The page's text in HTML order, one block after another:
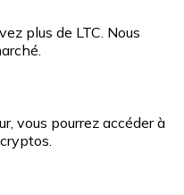
plus de LTC. Nous
vous pourrez accéder à